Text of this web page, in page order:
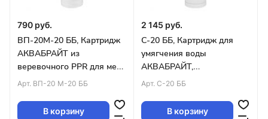
790 руб.
ВП-20М-20 ББ, Картридж
АКВАБРАЙТ из
веревочного PPR для мех.
очистки воды. 20мкм,Big
Арт. ВП-20 М-20 ББ
В корзину
2 145 руб.
С-20 ББ, Картридж для
умягчения воды
АКВАБРАЙТ,
(ионнообменая
Арт. С-20 ББ
В корзину